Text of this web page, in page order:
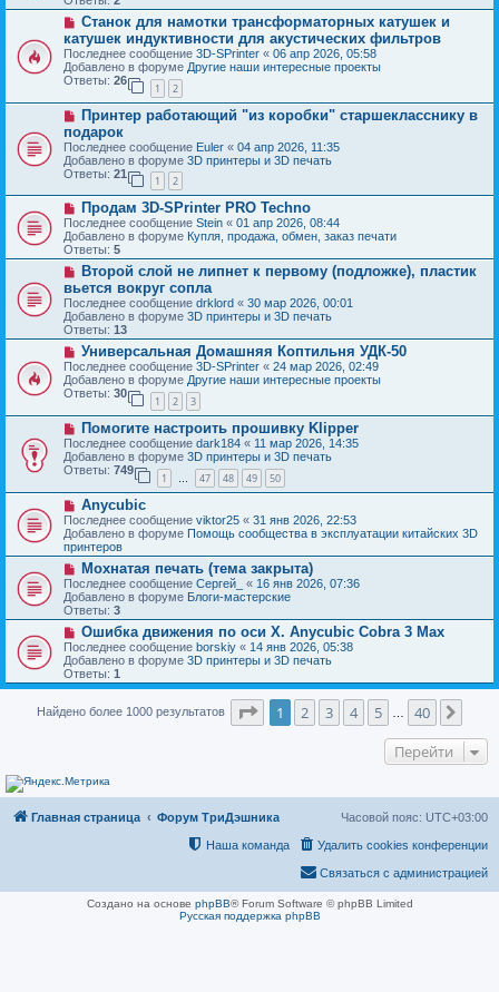
щ
е
н
и
е
е
с
о
о
б
щ
е
н
е
Н
в
о
е
с
о
щ
е
н
и
е
Станок для намотки трансформаторных катушек и
катушек индуктивности для акустических фильтров
Последнее сообщение 3D-SPrinter « 06 апр 2026, 05:58
Добавлено в форуме Другие наши интересные проекты
Ответы: 26
1 2
Н
в
о
е
с
о
о
б
щ
е
н
е
Принтер работающий "из коробки" старшекласснику в
подарок
Последнее сообщение Euler « 04 апр 2026, 11:35
Добавлено в форуме 3D принтеры и 3D печать
Ответы: 21
1 2
Н
о
в
о
е
о
о
б
щ
е
н
и
е
Продам 3D-SPrinter PRO Techno
Последнее сообщение Stein « 01 апр 2026, 08:44
Добавлено в форуме Купля, продажа, обмен, заказ печати
Ответы: 5
Н
в
о
е
с
о
о
б
щ
н
е
Второй слой не липнет к первому (подложке), пластик
вьется вокруг сопла
Последнее сообщение drklord « 30 мар 2026, 00:01
Добавлено в форуме 3D принтеры и 3D печать
Ответы: 13
Н
о
в
о
с
о
б
щ
н
и
е
Универсальная Домашняя Коптильня УДК-50
Последнее сообщение 3D-SPrinter « 24 мар 2026, 02:49
Добавлено в форуме Другие наши интересные проекты
Ответы: 30
1 2 3
Н
о
в
о
е
с
о
о
б
щ
е
н
и
е
Помогите настроить прошивку Klipper
Последнее сообщение dark184 « 11 мар 2026, 14:35
Добавлено в форуме 3D принтеры и 3D печать
Ответы: 749
1 … 47 48 49 50
Н
о
в
о
е
о
о
б
щ
е
н
и
е
Anycubic
Последнее сообщение viktor25 « 31 янв 2026, 22:53
Добавлено в форуме Помощь сообщества в эксплуатации китайских 3D
принтеров
Н
о
в
о
е
с
о
о
б
щ
н
Мохнатая печать (тема закрыта)
Последнее сообщение Сергей_ « 16 янв 2026, 07:36
Добавлено в форуме Блоги-мастерские
Ответы: 3
Н
о
в
о
е
о
и
Ошибка движения по оси Х. Anycubic Cobra 3 Max
Последнее сообщение borskiy « 14 янв 2026, 05:38
Добавлено в форуме 3D принтеры и 3D печать
Ответы: 1
Найдено более 1000 результатов Страница1 из
1 2 3 4 5 40
Перейти
Главная страница Форум ТриДэшника Часовой пояс: UTC+03:00
Удалить cookies конференции
Наша команда
Связаться с администрацией
Создано на основе phpBB® Forum Software © phpBB Limited
Русская поддержка phpBB